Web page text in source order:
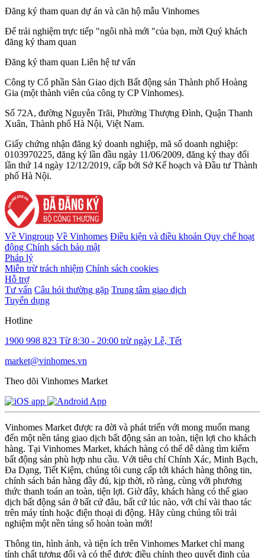
Đăng ký tham quan dự án và căn hộ mẫu Vinhomes
Để trải nghiệm trực tiếp "ngôi nhà mới "của bạn, mời Quý khách
đăng ký tham quan
Đăng ký tham quan Liên hệ tư vấn
Công ty Cổ phần Sàn Giao dịch Bất động sản Thành phố Hoàng
Gia (một thành viên của công ty CP Vinhomes).
Số 72A, đường Nguyễn Trãi, Phường Thượng Đình, Quận Thanh
Xuân, Thành phố Hà Nội, Việt Nam.
Giấy chứng nhận đăng ký doanh nghiệp, mã số doanh nghiệp:
0103970225, đăng ký lần đầu ngày 11/06/2009, đăng ký thay đổi
lần thứ 14 ngày 12/12/2019, cấp bởi Sở Kế hoạch và Đầu tư Thành
phố Hà Nội.
Về Vingroup Về Vinhomes Điều kiện và điều khoản Quy chế hoạt
động Chính sách bảo mật
Pháp lý
Miễn trừ trách nhiệm Chính sách cookies
Hỗ trợ
Tư vấn Câu hỏi thường gặp Trung tâm giao dịch
Tuyển dụng
Hotline
1900 998 823 Từ 8:30 - 20:00 trừ ngày Lễ, Tết
market@vinhomes.vn
Theo dõi Vinhomes Market
Vinhomes Market được ra đời và phát triển với mong muốn mang
đến một nền tảng giao dịch bất động sản an toàn, tiện lợi cho khách
hàng. Tại Vinhomes Market, khách hàng có thể dễ dàng tìm kiếm
bất động sản phù hợp nhu cầu. Với tiêu chí Chính Xác, Minh Bạch,
Đa Dạng, Tiết Kiệm, chúng tôi cung cấp tới khách hàng thông tin,
chính sách bán hàng đầy đủ, kịp thời, rõ ràng, cùng với phương
thức thanh toán an toàn, tiện lợi. Giờ đây, khách hàng có thể giao
dịch bất động sản ở bất cứ đâu, bất cứ lúc nào, với chỉ vài thao tác
trên máy tính hoặc điện thoại di động. Hãy cùng chúng tôi trải
nghiệm một nền tảng số hoàn toàn mới!
Thông tin, hình ảnh, và tiện ích trên Vinhomes Market chỉ mang
tính chất tương đối và có thể được điều chỉnh theo quyết định của